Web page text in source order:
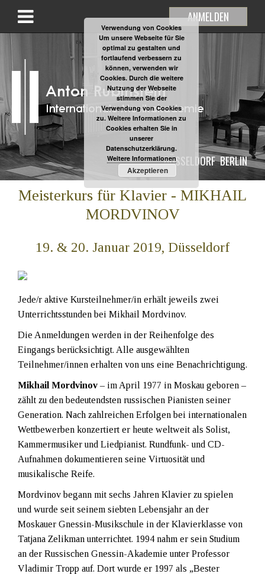
ANMELDEN
DÜSSELDORF BERLIN
Meisterkurs für Klavier - MIKHAIL
MORDVINOV
19. & 20. Januar 2019, Düsseldorf
Jede/r aktive Kursteilnehmer/in erhält jeweils zwei
Unterrichtsstunden bei Mikhail Mordvinov.
Die Anmeldungen werden in der Reihenfolge des
Eingangs berücksichtigt. Alle ausgewählten
Teilnehmer/innen erhalten von uns eine Benachrichtigung.
Mikhail Mordvinov – im April 1977 in Moskau geboren –
zählt zu den bedeutendsten russischen Pianisten seiner
Generation. Nach zahlreichen Erfolgen bei internationalen
Wettbewerben konzertiert er heute weltweit als Solist,
Kammermusiker und Liedpianist. Rundfunk- und CD-
Aufnahmen dokumentieren seine Virtuosität und
musikalische Reife.
Mordvinov begann mit sechs Jahren Klavier zu spielen
und wurde seit seinem siebten Lebensjahr an der
Moskauer Gnessin-Musikschule in der Klavierklasse von
Tatjana Zelikman unterrichtet. 1994 nahm er sein Studium
an der Russischen Gnessin-Akademie unter Professor
Vladimir Tropp auf. Dort wurde er 1997 als „Bester
Verwendung von Cookies
Um unsere Webseite für Sie
optimal zu gestalten und
fortlaufend verbessern zu
können, verwenden wir
Cookies. Durch die weitere
Nutzung der Webseite
stimmen Sie der
Verwendung von Cookies
zu. Weitere Informationen zu
Cookies erhalten Sie in
unserer
Datenschutzerklärung.
Weitere Informationen
Akzeptieren